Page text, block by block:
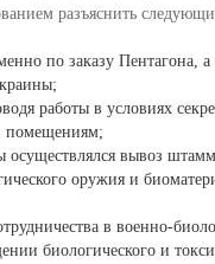
разъяснить
по заказу Пентагона, а
работы в условиях
помещениям;
осуществлялся вывоз
оружия и
в военно-
биологического и